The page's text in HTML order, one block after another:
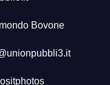
Bovone